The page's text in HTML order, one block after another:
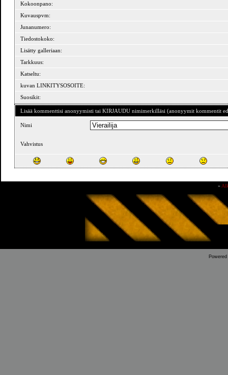
Kokoonpano:
Kuvauspvm:
Junanumero:
Tiedostokoko:
Lisätty galleriaan:
Tarkkuus:
Katseltu:
kuvan LINKITYSOSOITE:
Suosikit:
Lisää kommenttisi anonyymisti tai KIRJAUDU nimimerkilläsi (anonyymit kommentit
Nimi
Vahvistus
»